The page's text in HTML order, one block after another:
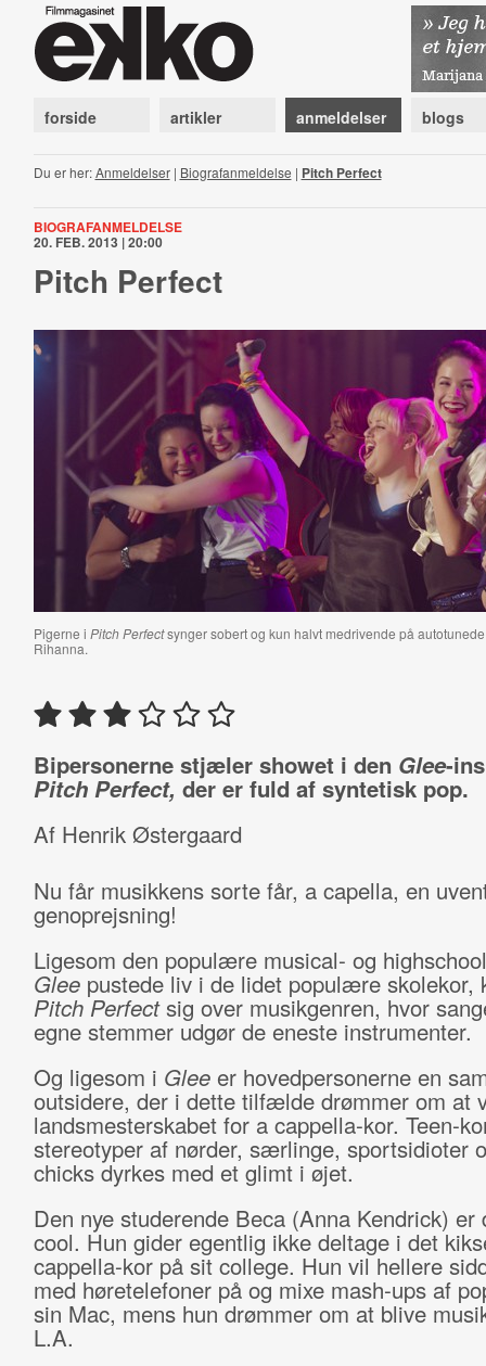
forside artikler anmeldelser blogs
Du er her:Anmeldelser| Biografanmeldelse | Pitch Perfect
BIOGRAFANMELDELSE
20. FEB. 2013 | 20:00
Pitch Perfect
Pigerne i Pitch Perfectsynger sobert og kun halvt medrivende på
Rihanna.
Bipersonerne stjæler showet i den Glee-
Pitch Perfect, der er fuld af syntetisk pop.
Af Henrik Østergaard
Nu får musikkens sorte får, a capella, en
genoprejsning!
Ligesom den populære musical- og
Gleepustede liv i de lidet populære skolekor,
Pitch Perfectsig over musikgenren, hvor
egne stemmer udgør de eneste instrumenter.
Og ligesom i Gleeer hovedpersonerne en
outsidere, der i dette tilfælde drømmer om at
landsmesterskabet for a cappella-kor. Teen-
stereotyper af nørder, særlinge, sportsidioter
chicks dyrkes med et glimt i øjet.
Den nye studerende Beca (Anna Kendrick) er
cool. Hun gider egentlig ikke deltage i det
cappella-kor på sit college. Hun vil hellere
med høretelefoner på og mixe mash-ups af
sin Mac, mens hun drømmer om at blive
L.A.